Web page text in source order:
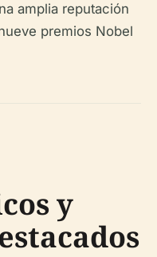
amplia reputación
premios Nobel
y